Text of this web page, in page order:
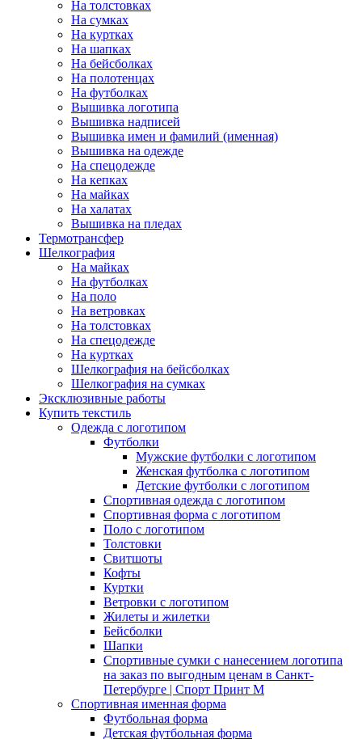
На толстовках
На сумках
На куртках
На шапках
На бейсболках
На полотенцах
На футболках
Вышивка логотипа
Вышивка надписей
Вышивка имен и фамилий (именная)
Вышивка на одежде
На спецодежде
На кепках
На майках
На халатах
Вышивка на пледах
Термотрансфер
Шелкография
На майках
На футболках
На поло
На ветровках
На толстовках
На спецодежде
На куртках
Шелкография на бейсболках
Шелкография на сумках
Эксклюзивные работы
Купить текстиль
Одежда с логотипом
Футболки
Мужские футболки с логотипом
Женская футболка с логотипом
Детские футболки с логотипом
Спортивная одежда с логотипом
Спортивная форма с логотипом
Поло с логотипом
Толстовки
Свитшоты
Кофты
Куртки
Ветровки с логотипом
Жилеты и жилетки
Бейсболки
Шапки
Спортивные сумки с нанесением логотипа
на заказ по выгодным ценам в Санкт-
Петербурге | Спорт Принт М
Спортивная именная форма
Футбольная форма
Детская футбольная форма